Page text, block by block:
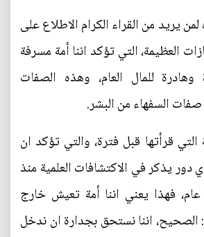
لمن يريد من القراء الكرام الاطلاع على
العظيمة، التي تؤكد اننا أمة مسرفة
للمال العام، وهذه الصفات
السفهاء من البشر.
قرأتها قبل فترة، والتي تؤكد ان
دور يذكر في الاكتشافات العلمية منذ
عام، فهذا يعني اننا أمة تعيش خارج
الصحيح، اننا نستحق بجدارة ان ندخل